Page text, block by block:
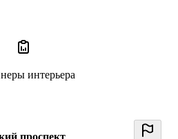
проспект
интерьера